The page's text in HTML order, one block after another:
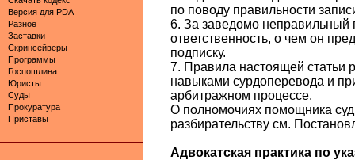
Версия для PDA
Разное
Заставки
Скринсейверы
Программы
Госпошлина
Юристы
Суды
Прокуратура
Приставы
по поводу правильности
6. За заведомо неправильный
ответственность, о чем он
подписку.
7. Правила настоящей статьи
навыками сурдоперевода и
арбитражном процессе.
О полномочиях помощника
разбирательству см.
Адвокатская практика по